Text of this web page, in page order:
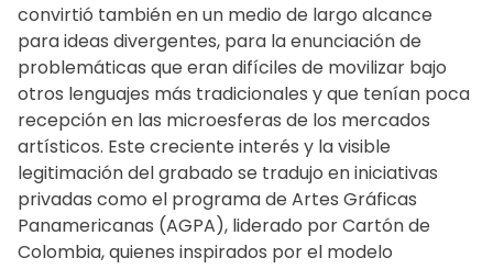
convirtió también en un medio de largo alcance
para ideas divergentes, para la enunciación de
problemáticas que eran difíciles de movilizar bajo
otros lenguajes más tradicionales y que tenían poca
recepción en las microesferas de los mercados
artísticos. Este creciente interés y la visible
legitimación del grabado se tradujo en iniciativas
privadas como el programa de Artes Gráficas
Panamericanas (AGPA), liderado por Cartón de
Colombia, quienes inspirados por el modelo